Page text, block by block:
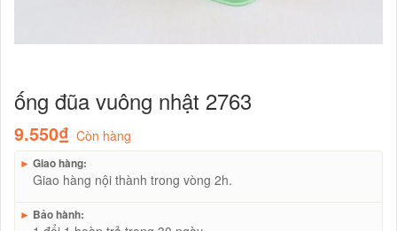
ống đũa vuông nhật 2763
9.550₫ Còn hàng
► Giao hàng:
Giao hàng nội thành trong vòng 2h.
► Bảo hành: